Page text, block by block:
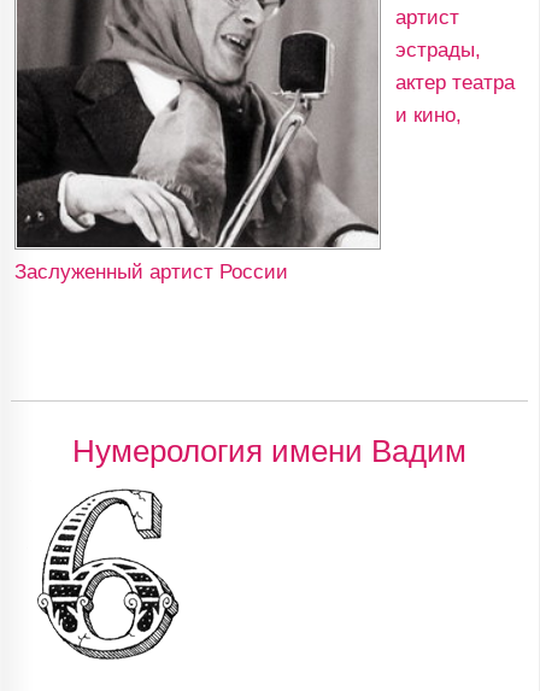
артист
эстрады,
актер театра
и кино,
Заслуженный артист России
Нумерология имени Вадим